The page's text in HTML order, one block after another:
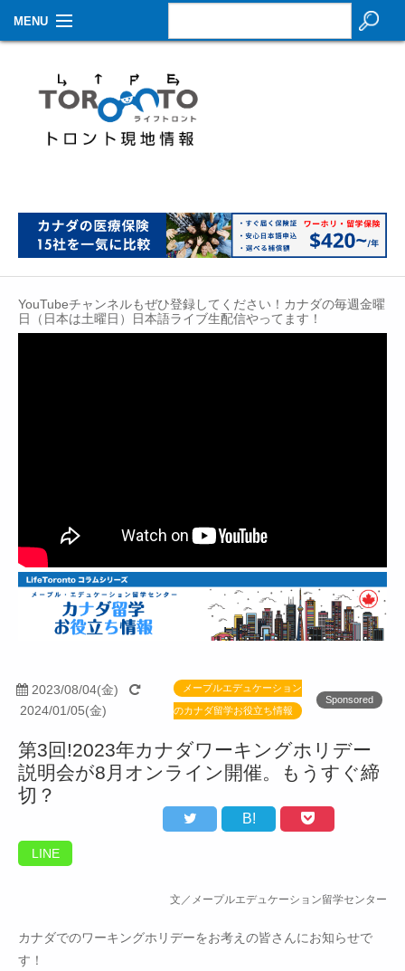
MENU
生活情報
その他
イベントカレンダー
Contact
YouTubeチャンネルもぜひ登録してください！カナダの毎週金曜
日（日本は土曜日）日本語ライブ生配信やってます！
2023/08/04(金)
2024/01/05(金)
メープルエデュケーション
のカナダ留学お役立ち情報
Sponsored
第3回!2023年カナダワーキングホリデー
説明会が8月オンライン開催。もうすぐ締
切？
B!
LINE
文／メープルエデュケーション留学センター
カナダでのワーキングホリデーをお考えの皆さんにお知らせで
す！